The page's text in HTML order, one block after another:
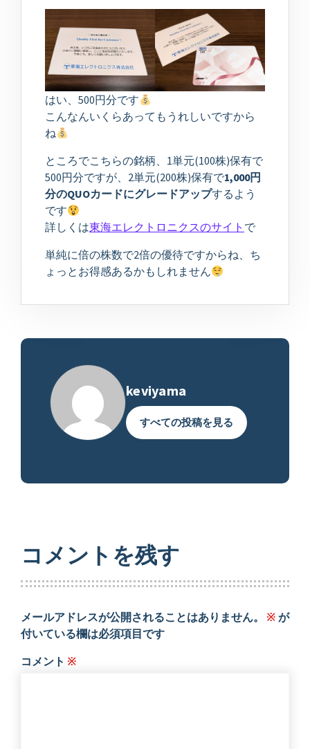
はい、500円分です
こんなんいくらあってもうれしいですから
ね
ところでこちらの銘柄、1単元(100株)保有で
500円分ですが、2単元(200株)保有で1,000円
分のQUOカードにグレードアップするよう
です
詳しくは東海エレクトロニクスのサイト で
単純に倍の株数で2倍の優待ですからね、ち
ょっとお得感あるかもしれません
keviyama
すべての投稿を見る
コメントを残す
メールアドレスが公開されることはありません。 ※ が
付いている欄は必須項目です
コメント ※